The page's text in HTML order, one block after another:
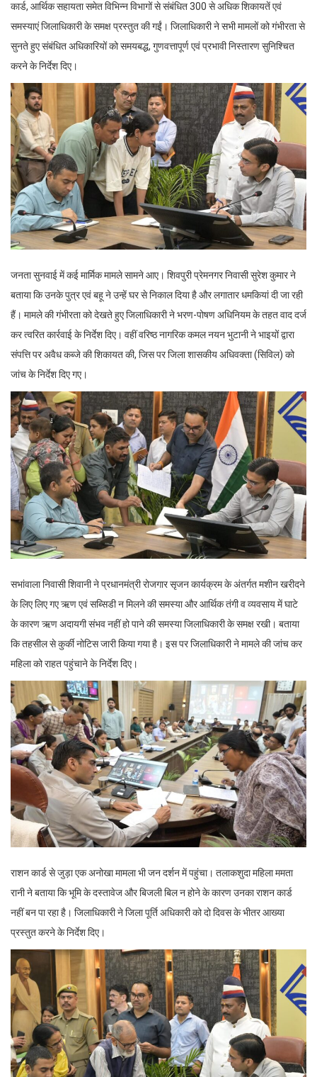
कार्ड, आर्थिक सहायता समेत विभिन्न विभागों से संबंधित 300 से अधिक शिकायतें एवं
समस्याएं जिलाधिकारी के समक्ष प्रस्तुत की गईं। जिलाधिकारी ने सभी मामलों को गंभीरता से
सुनते हुए संबंधित अधिकारियों को समयबद्ध, गुणवत्तापूर्ण एवं प्रभावी निस्तारण सुनिश्चित
करने के निर्देश दिए।
जनता सुनवाई में कई मार्मिक मामले सामने आए। शिवपुरी प्रेमनगर निवासी सुरेश कुमार ने
बताया कि उनके पुत्र एवं बहू ने उन्हें घर से निकाल दिया है और लगातार धमकियां दी जा रही
हैं। मामले की गंभीरता को देखते हुए जिलाधिकारी ने भरण-पोषण अधिनियम के तहत वाद दर्ज
कर त्वरित कार्रवाई के निर्देश दिए। वहीं वरिष्ठ नागरिक कमल नयन भुटानी ने भाइयों द्वारा
संपत्ति पर अवैध कब्जे की शिकायत की, जिस पर जिला शासकीय अधिवक्ता (सिविल) को
जांच के निर्देश दिए गए।
सभांवाला निवासी शिवानी ने प्रधानमंत्री रोजगार सृजन कार्यक्रम के अंतर्गत मशीन खरीदने
के लिए लिए गए ऋण एवं सब्सिडी न मिलने की समस्या और आर्थिक तंगी व व्यवसाय में घाटे
के कारण ऋण अदायगी संभव नहीं हो पाने की समस्या जिलाधिकारी के समक्ष रखी। बताया
कि तहसील से कुर्की नोटिस जारी किया गया है। इस पर जिलाधिकारी ने मामले की जांच कर
महिला को राहत पहुंचाने के निर्देश दिए।
राशन कार्ड से जुड़ा एक अनोखा मामला भी जन दर्शन में पहुंचा। तलाकशुदा महिला ममता
रानी ने बताया कि भूमि के दस्तावेज और बिजली बिल न होने के कारण उनका राशन कार्ड
नहीं बन पा रहा है। जिलाधिकारी ने जिला पूर्ति अधिकारी को दो दिवस के भीतर आख्या
प्रस्तुत करने के निर्देश दिए।